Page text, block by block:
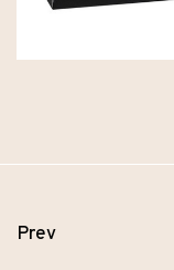
Prev